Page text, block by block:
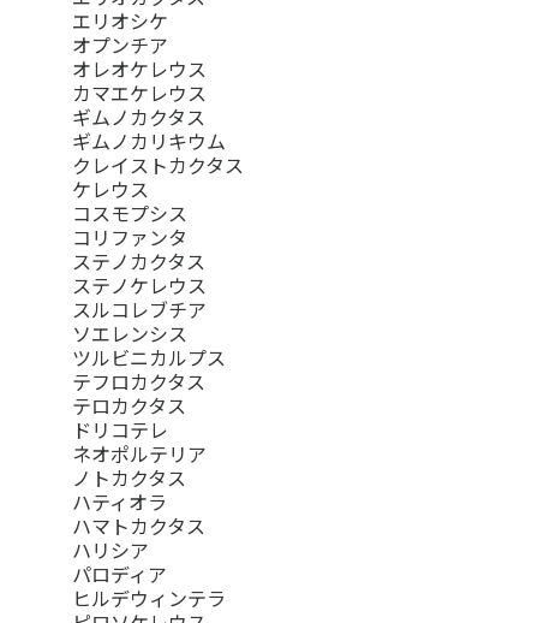
エリオシケ
オプンチア
オレオケレウス
カマエケレウス
ギムノカクタス
ギムノカリキウム
クレイストカクタス
ケレウス
コスモプシス
コリファンタ
ステノカクタス
ステノケレウス
スルコレブチア
ソエレンシス
ツルビニカルプス
テフロカクタス
テロカクタス
ドリコテレ
ネオポルテリア
ノトカクタス
ハティオラ
ハマトカクタス
ハリシア
パロディア
ヒルデウィンテラ